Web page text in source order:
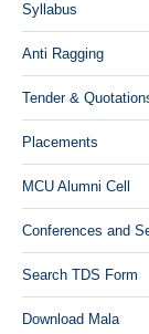
Syllabus
Anti Ragging
Tender &
Placements
MCU Alumni Cell
Conferences and
Search TDS Form
Download Mala